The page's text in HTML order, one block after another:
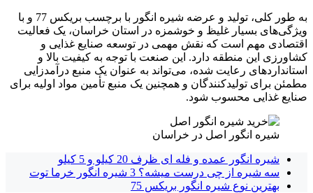
به طور کلی، تولید و عرضه شیره انگور با برچسب بریکس 77 و با
ویژگی‌های بسیار غلیظ و خوشمزه در استان خراسان، یک فعالیت
اقتصادی مهم است که نقش مهمی در توسعه صنایع غذایی و
کشاورزی این منطقه دارد. این صنعت با توجه به کیفیت بالا و
استانداردهای رعایت شده، می‌تواند به عنوان یک منبع درآمدزایی
مطمئن برای تولیدکنندگان و همچنین یک منبع تأمین مواد اولیه برای
صنایع غذایی محسوب شود.
شیره انگور اصل در خراسان
شیره انگور عمده و فله ای ظرف 20 کیلو و 5 کیلو
سه شیره از چی درست میشه؟ 3 شیره انگور خرما توت
بهترین نوع شیره انگور بریکس 75